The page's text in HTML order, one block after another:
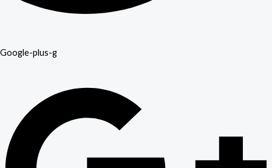
Google-plus-g